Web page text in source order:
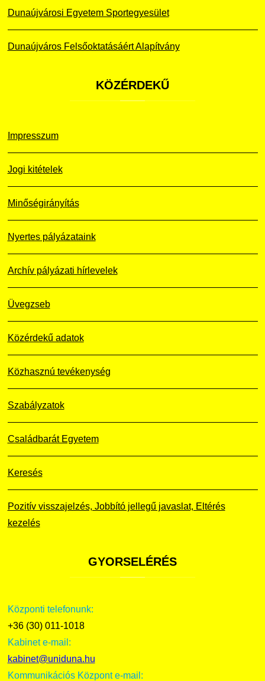
Dunaújvárosi Egyetem Sportegyesület
Dunaújváros Felsőoktatásáért Alapítvány
KÖZÉRDEKŰ
Impresszum
Jogi kitételek
Minőségirányítás
Nyertes pályázataink
Archív pályázati hírlevelek
Üvegzseb
Közérdekű adatok
Közhasznú tevékenység
Szabályzatok
Családbarát Egyetem
Keresés
Pozitív visszajelzés, Jobbító jellegű javaslat, Eltérés
kezelés
GYORSELÉRÉS
Központi telefonunk:
+36 (30) 011-1018
Kabinet e-mail:
kabinet@uniduna.hu
Kommunikációs Központ e-mail: